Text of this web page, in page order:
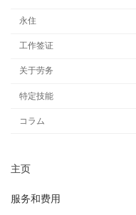
永住
工作签证
关于劳务
特定技能
コラム
主页
服务和费用